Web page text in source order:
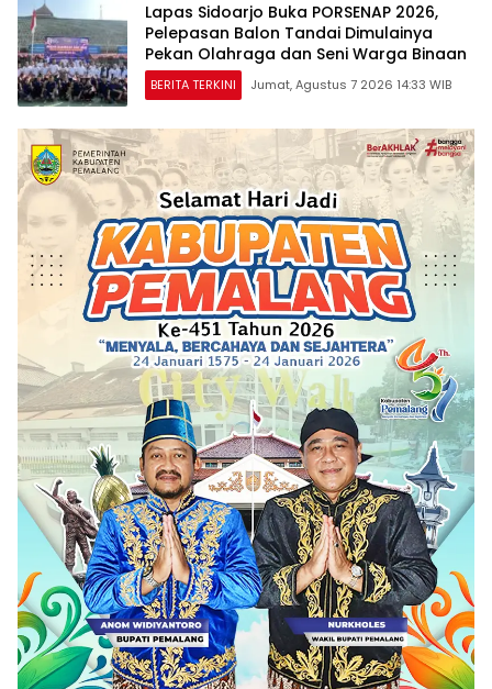
Lapas Sidoarjo Buka PORSENAP 2026,
Pelepasan Balon Tandai Dimulainya
Pekan Olahraga dan Seni Warga Binaan
BERITA TERKINI Jumat, Agustus 7 2026 14:33 WIB